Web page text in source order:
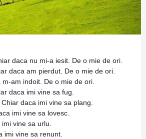
daca nu mi-a iesit. De o mie de ori.
daca am pierdut. De o mie de ori.
am indoit. De o mie de ori.
daca imi vine sa fug.
daca imi vine sa plang.
imi vine sa lovesc.
vine sa urlu.
imi vine sa renunt.